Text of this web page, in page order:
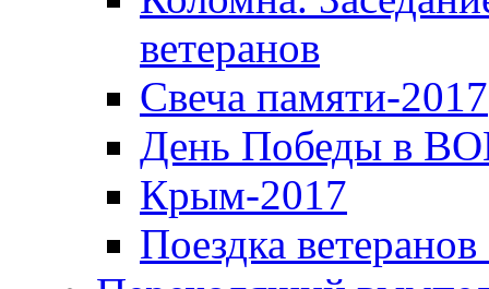
ветеранов
Свеча памяти-2017
День Победы в
Крым-2017
Поездка